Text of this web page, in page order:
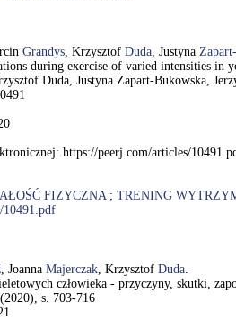
Grandys, Krzysztof Duda, Justyna
during exercise of varied intensities
Duda, Justyna Zapart-Bukowska,
https://peerj.com/articles/
FIZYCZNA; TRENING
10491.pdf
, Joanna Majerczak, Krzysztof Duda.
człowieka - przyczyny, skutki,
s. 703-716